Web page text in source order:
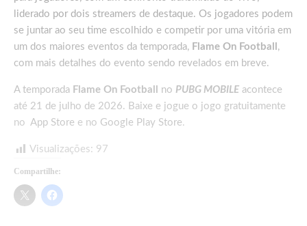
liderado por dois streamers de destaque. Os jogadores podem
se juntar ao seu time escolhido e competir por uma vitória em
um dos maiores eventos da temporada, Flame On Football ,
com mais detalhes do evento sendo revelados em breve.
A temporada Flame On Football no PUBG MOBILE acontece
até 21 de julho de 2026. Baixe e jogue o jogo gratuitamente
no App Store e no Google Play Store.
Visualizações: 97
Compartilhe: